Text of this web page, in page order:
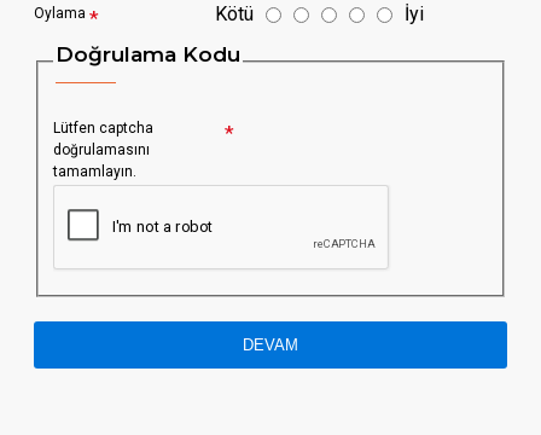
Oylama Kötü İyi
Doğrulama Kodu
Lütfen captcha
doğrulamasını
tamamlayın.
DEVAM